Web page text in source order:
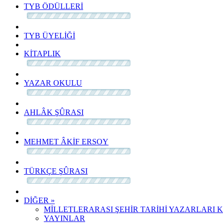
TYB ÖDÜLLERİ
TYB ÜYELİĞİ
KİTAPLIK
YAZAR OKULU
AHLÂK ŞÛRASI
MEHMET ÂKİF ERSOY
TÜRKÇE ŞÛRASI
DİĞER »
MİLLETLERARASI ŞEHİR TARİHİ YAZARLARI
YAYINLAR